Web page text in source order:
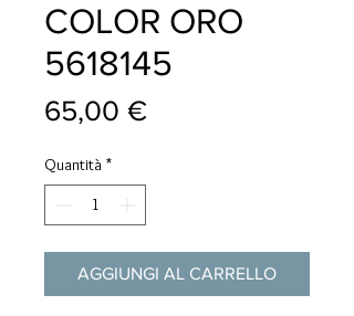
COLOR ORO
5618145
65,00 €Prezzo
Quantità *
AGGIUNGI AL CARRELLO